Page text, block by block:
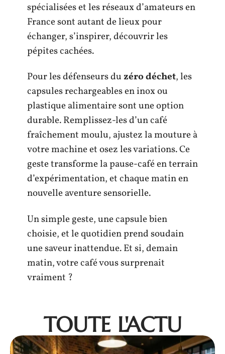
spécialisées et les réseaux d’amateurs en
France sont autant de lieux pour
échanger, s’inspirer, découvrir les
pépites cachées.
Pour les défenseurs du zéro déchet, les
capsules rechargeables en inox ou
plastique alimentaire sont une option
durable. Remplissez-les d’un café
fraîchement moulu, ajustez la mouture à
votre machine et osez les variations. Ce
geste transforme la pause-café en terrain
d’expérimentation, et chaque matin en
nouvelle aventure sensorielle.
Un simple geste, une capsule bien
choisie, et le quotidien prend soudain
une saveur inattendue. Et si, demain
matin, votre café vous surprenait
vraiment ?
TOUTE L'ACTU